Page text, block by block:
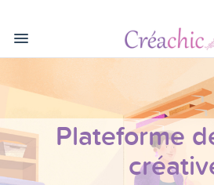
Plateforme